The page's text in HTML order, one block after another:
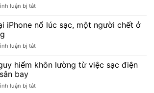
VNA,EU
trợ
iClould
bị
từ
luận bị tắtở
người
khi
có
hãy
kỹ
iPhone nổ lúc sạc, một người chết ở
luận bị tắtở
thoại
iPhone
lúc
hiểm khôn lường từ việc sạc điện
bay
luận bị tắtở